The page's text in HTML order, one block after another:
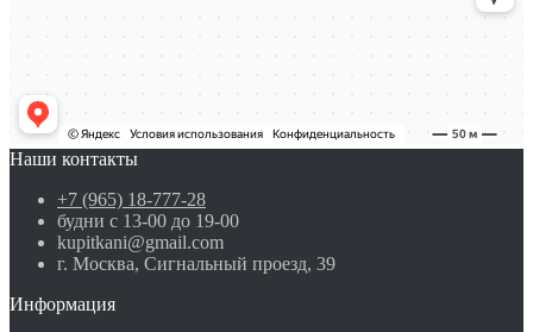
Наши контакты
+7 (965) 18-777-28
будни с 13-00 до 19-00
kupitkani@gmail.com
г. Москва, Сигнальный проезд, 39
Информация